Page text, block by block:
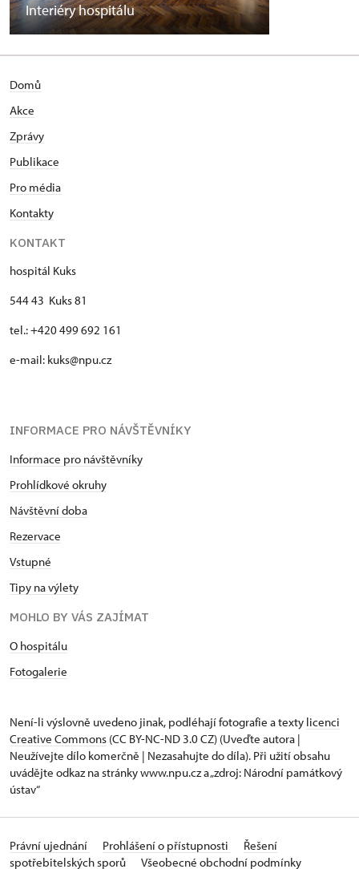
Interiéry hospitálu
Domů
Akce
Zprávy
Publikace
Pro média
Kontakty
KONTAKT
hospitál Kuks
544 43 Kuks 81
tel.: +420 499 692 161
e-mail: kuks@npu.cz
INFORMACE PRO NÁVŠTĚVNÍKY
Informace pro návštěvníky
Prohlídkové okruhy
Návštěvní doba
Rezervace
Vstupné
Tipy na výlety
MOHLO BY VÁS ZAJÍMAT
O hospitálu
Fotogalerie
Není-li výslovně uvedeno jinak, podléhají fotografie a texty licenci
Creative Commons (CC BY-NC-ND 3.0 CZ) (Uveďte autora |
Neužívejte dílo komerčně | Nezasahujte do díla). Při užití obsahu
uvádějte odkaz na stránky www.npu.cz a „zdroj: Národní památkový
ústav“
Právní ujednání Prohlášení o přístupnosti
Řešení
spotřebitelských sporů
Všeobecné obchodní podmínky